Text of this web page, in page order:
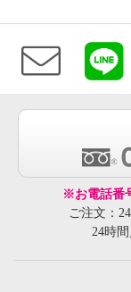
※お電話番
ご注文：
24時